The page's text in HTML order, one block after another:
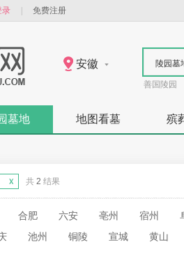
录 免费注册
安徽 陵园墓
善国陵园
墓地 地图看墓 殡
共 2 结果
合肥 六安 亳州 宿州
池州 铜陵 宣城 黄山